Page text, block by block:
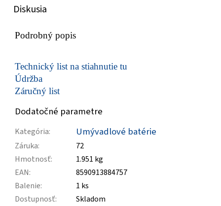
Diskusia
Podrobný popis
Technický list na stiahnutie tu
Údržba
Záručný list
Dodatočné parametre
Kategória: Umývadlové batérie
Záruka:
72
Hmotnosť:
1.951 kg
EAN:
8590913884757
Balenie:
1 ks
Dostupnosť:
Skladom